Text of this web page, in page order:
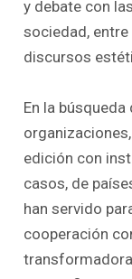
y debate con
sociedad,
discursos
En la
edición con
casos, de
han servido
cooperación